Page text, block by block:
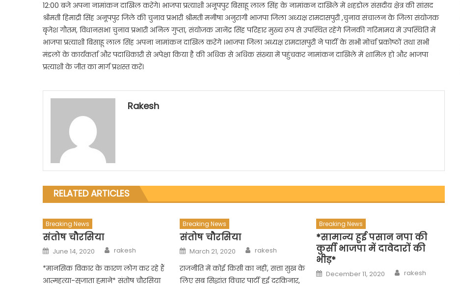
12:00 बजे अपना नामांकन दाखिल करेंगे। भाजपा प्रत्याशी अनूपपुर बिसाहू लाल सिंह के नामांकन दाखिले में शहडोल संसदीय क्षेत्र की सांसद
श्रीमती हिमाद्री सिंह अनूपपुर जिले की चुनाव प्रभारी श्रीमती मनीषा अनुरागी भाजपा जिला अध्यक्ष रामदासपुरी ,चुनाव संचालन के जिला संयोजक
बृजेश गौतम, विधानसभा चुनाव प्रभारी अनिल गुप्ता, संयोजक ज्ञानेंद्र सिंह परिहार मुख्य रूप से उपस्थित रहेंगे जिनकी गरिमामय में उपस्थिति में
भाजपा प्रत्याशी बिसाहू लाल सिंह अपना नामांकन दाखिल करेंगे ।भाजपा जिला अध्यक्ष रामदासपुरी ने पार्टी के सभी मोर्चा प्रकोष्ठों तथा सभी
मंडलों के कार्यकर्ता और पदाधिकारी से अपेक्षा किया है की अधिक से अधिक संख्या में पहुंचकर नामांकन दाखिले में शामिल हो और भाजपा
प्रत्याशी के जीत का मार्ग प्रशस्त करें।
Rakesh
RELATED ARTICLES
Breaking News
संतोष चौरसिया
Posted
on
June 14, 2020 Author
rakesh
*मानसिक विकार के कारण लोग कर रहे हैं
आत्महत्या-सुजाता हुमाने* संतोष चौरसिया
Breaking News
संतोष चौरसिया
Posted
on
March 21, 2020 Author
rakesh
राजनीति में कोई किसी का नहीं, सत्ता सुख के
लिए सब सिद्धांत विचार पार्टी हुई दरकिनार,
Breaking News
*सामान्य हुई पसान नपा की
कुर्सी भाजपा में दावेदारों की
भीड़*
Posted
on
December 11, 2020 Author
rakesh